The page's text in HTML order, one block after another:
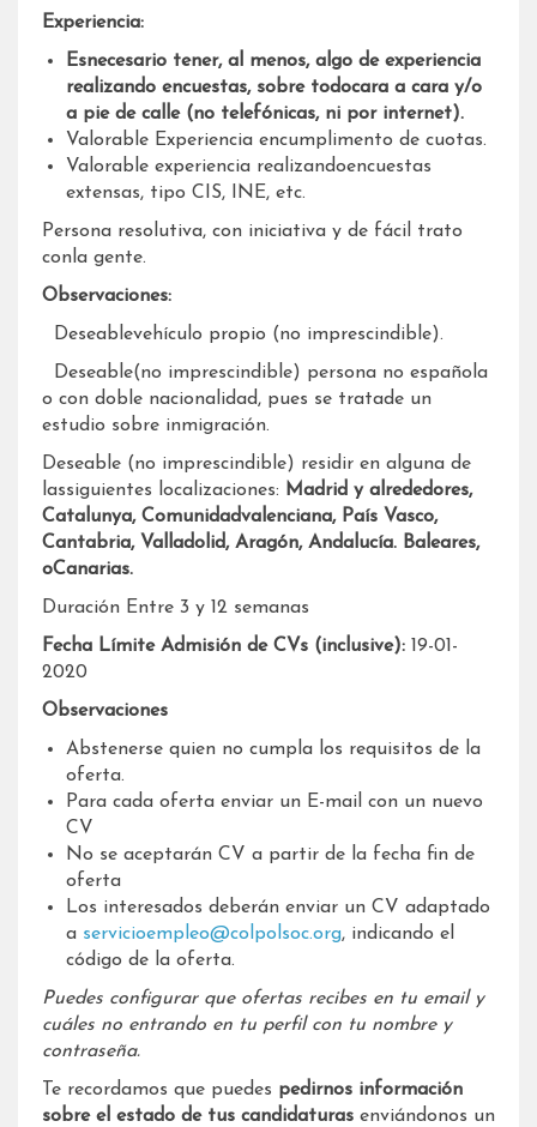
Experiencia:
Esnecesario tener, al menos, algo de experiencia
realizando encuestas, sobre todocara a cara y/o
a pie de calle (no telefónicas, ni por internet).
Valorable Experiencia encumplimento de cuotas.
Valorable experiencia realizandoencuestas
extensas, tipo CIS, INE, etc.
Persona resolutiva, con iniciativa y de fácil trato
conla gente.
Observaciones:
 Deseablevehículo propio (no imprescindible).
 Deseable(no imprescindible) persona no española
o con doble nacionalidad, pues se tratade un
estudio sobre inmigración.
Deseable (no imprescindible) residir en alguna de
lassiguientes localizaciones: Madrid y alrededores,
Catalunya, Comunidadvalenciana, País Vasco,
Cantabria, Valladolid, Aragón, Andalucía. Baleares,
oCanarias.
Duración Entre 3 y 12 semanas
Fecha Límite Admisión de CVs (inclusive): 19-01-
2020
Observaciones
Abstenerse quien no cumpla los requisitos de la
oferta.
Para cada oferta enviar un E-mail con un nuevo
CV
No se aceptarán CV a partir de la fecha fin de
oferta
Los interesados deberán enviar un CV adaptado
a servicioempleo@colpolsoc.org, indicando el
código de la oferta.
Puedes configurar que ofertas recibes en tu email y
cuáles no entrando en tu perfil con tu nombre y
contraseña.
Te recordamos que puedes pedirnos información
sobre el estado de tus candidaturas enviándonos un